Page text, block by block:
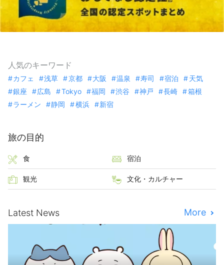
人気のキーワード
カフェ 浅草 京都 大阪 温泉 寿司 宿泊
天気
銀座
広島 Tokyo 福岡 渋谷 神戸 長崎
箱根
ラーメン
静岡 横浜 新宿
旅の目的
食 宿泊
観光 文化・カルチャー
Latest News More